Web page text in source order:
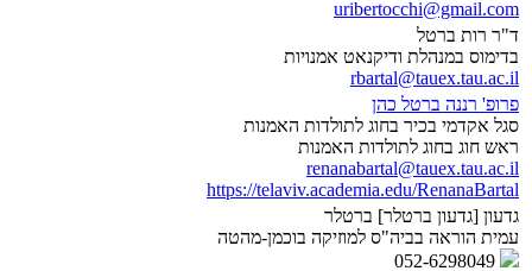
uribertocchi@gmail.com
ד"ר רות ברטל
בדימוס במנהלת ודיקנאט אמנויות
rbartal@tauex.tau.ac.il
פרופ' רננה ברטל כהן
סגל אקדמי בכיר בחוג לתולדות האמנות
ראש חוג בחוג לתולדות האמנות
renanabartal@tauex.tau.ac.il
https://telaviv.academia.edu/RenanaBartal
גדעון [גדעון ברטלר] ברטלר
עמית הוראה בביה"ס למוזיקה בוכמן-מהטה